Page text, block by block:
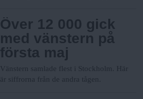
Över 12 000 gick
med vänstern på
första maj
Vänstern samlade flest i Stockholm. Här
är siffrorna från de andra tågen.